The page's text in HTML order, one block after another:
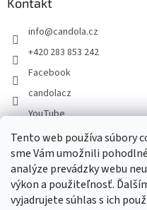
Tento web používa súbory
sme Vám umožnili
analýze prevádzky webu
výkon a použiteľnosť.
vyjadrujete súhlas s ich
info@candola.cz
+420 283 853 242
Facebook
candolacz
YouTube
Prijímame online platby